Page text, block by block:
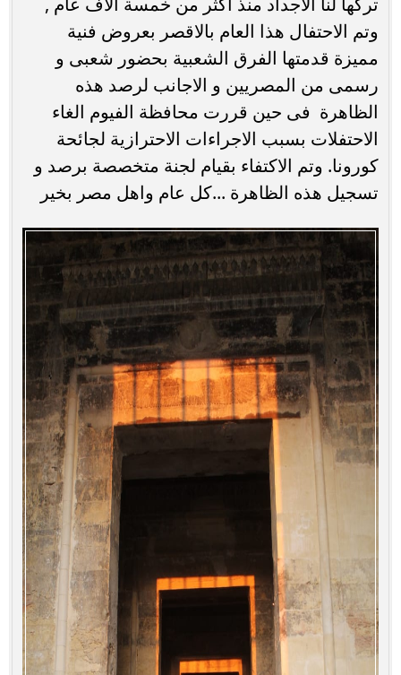
وتم الاحتفال هذا العام بالاقصر بعروض فنية
مميزة قدمتها الفرق الشعبية بحضور شعبى و
رسمى من المصريين و الاجانب لرصد هذه
الظاهرة فى حين قررت محافظة الفيوم الغاء
الاحتفلات بسبب الاجراءات الاحترازية لجائحة
كورونا. وتم الاكتفاء بقيام لجنة متخصصة برصد و
تسجيل هذه الظاهرة ...كل عام واهل مصر بخير